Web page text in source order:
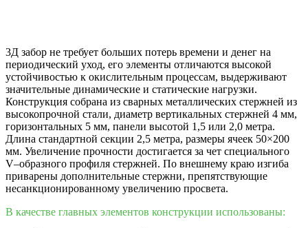
3Д забор не требует больших потерь времени и денег на
периодический уход, его элементы отличаются высокой
устойчивостью к окислительным процессам, выдерживают
значительные динамические и статические нагрузки.
Конструкция собрана из сварных металлических стержней из
высокопрочной стали, диаметр вертикальных стержней 4 мм,
горизонтальных 5 мм, панели высотой 1,5 или 2,0 метра.
Длина стандартной секции 2,5 метра, размеры ячеек 50×200
мм. Увеличение прочности достигается за чет специального
V–образного профиля стержней. По внешнему краю изгиба
приварены дополнительные стержни, препятствующие
несанкционированному увеличению просвета.
В качестве главных элементов конструкции использованы: